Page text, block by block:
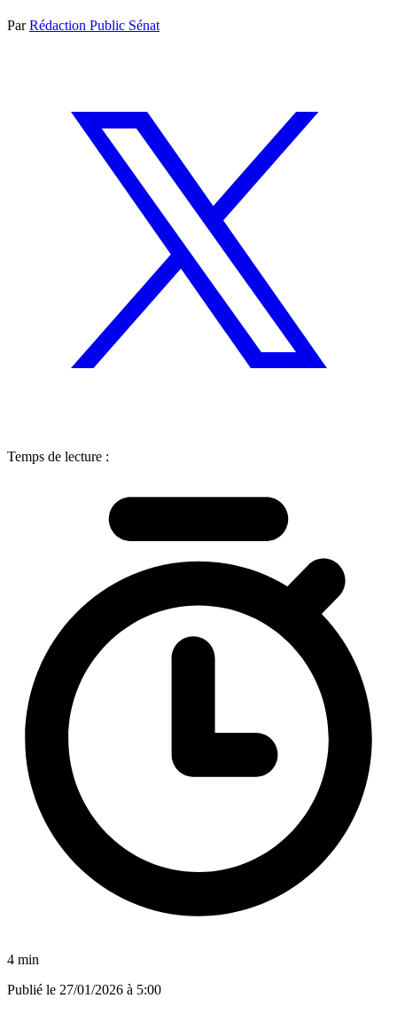
ParRédaction Public Sénat
Temps de lecture :
4 min
Publié le 27/01/2026 à 5:00